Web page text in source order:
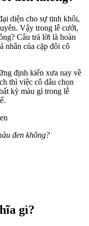
diện cho sự tinh khôi,
Vậy trong lễ cưới,
Câu trả lời là hoàn
nhân của cặp đôi cô
định kiến xưa nay về
thì việc cô dâu chọn
kỳ màu gì trong lễ
đen không?
gì?